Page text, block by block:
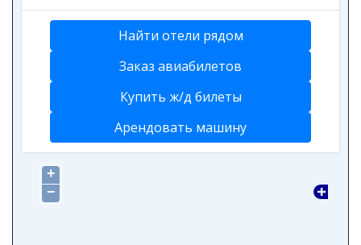
Найти отели рядом
Заказ авиабилетов
Купить ж/д билеты
Арендовать машину
+
−